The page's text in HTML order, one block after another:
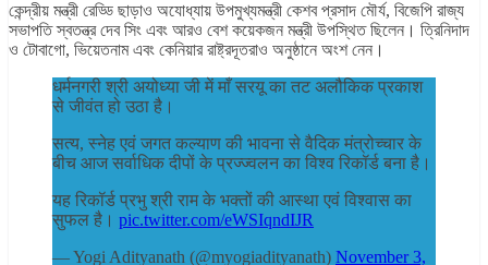
কেন্দ্রীয় মন্ত্রী রেড্ডি ছাড়াও অযোধ্যায় উপমুখ্যমন্ত্রী কেশব প্রসাদ মৌর্য, বিজেপি রাজ্য
সভাপতি স্বতন্ত্র দেব সিং এবং আরও বেশ কয়েকজন মন্ত্রী উপস্থিত ছিলেন। ত্রিনিদাদ
ও টোবাগো, ভিয়েতনাম এবং কেনিয়ার রাষ্ট্রদূতরাও অনুষ্ঠানে অংশ নেন।
धर्मनगरी श्री अयोध्या जी में माँ सरयू का तट अलौकिक प्रकाश
से जीवंत हो उठा है।
सत्य, स्नेह एवं जगत कल्याण की भावना से वैदिक मंत्रोच्चार के
बीच आज सर्वाधिक दीपों के प्रज्ज्वलन का विश्व रिकॉर्ड बना है।
यह रिकॉर्ड प्रभु श्री राम के भक्तों की आस्था एवं विश्वास का
सुफल है। pic.twitter.com/eWSIqndIJR
— Yogi Adityanath (@myogiadityanath) November 3,